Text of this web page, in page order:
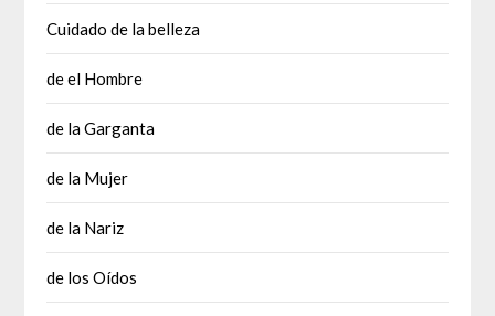
Cuidado de la belleza
de el Hombre
de la Garganta
de la Mujer
de la Nariz
de los Oídos